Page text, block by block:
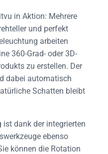
in Aktion: Mehrere
und perfekt
arbeiten
360-Grad- oder 3D-
zu erstellen. Der
dabei automatisch
Schatten bleibt
ist dank der integrierten
ebenso
können die Rotation